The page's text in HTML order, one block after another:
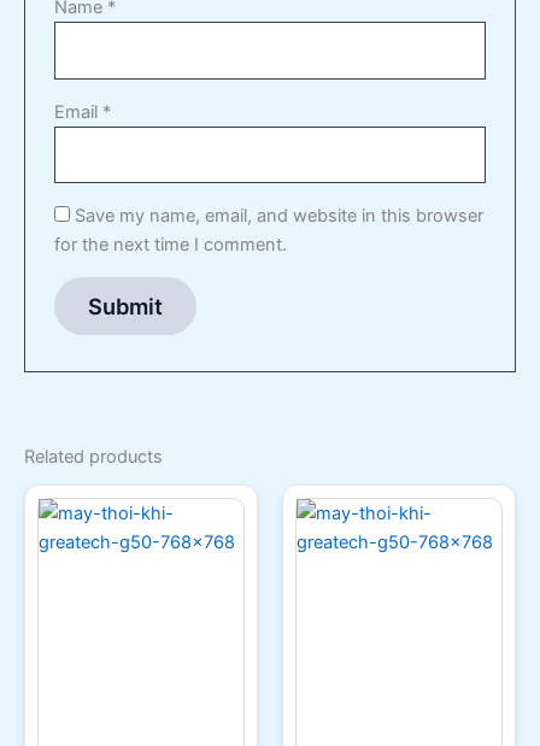
Name *
Email *
Save my name, email, and website in this browser
for the next time I comment.
Related products